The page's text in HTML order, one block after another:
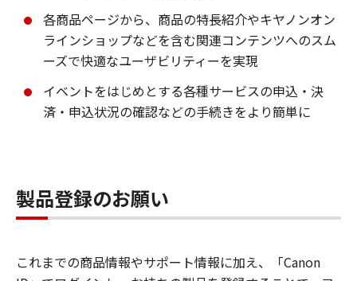
各商品ページから、商品の特長紹介やキヤノンオン
ラインショップなどを含む関連コンテンツへのスム
ーズで快適なユーザビリティーを実現
イベントをはじめとする各種サービスの申込・決
済・申込状況の確認などの手続きをより簡単に
製品登録のお願い
これまでの商品情報やサポート情報に加え、「Canon